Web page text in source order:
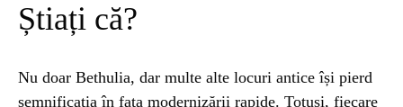
Știați că?
Nu doar Bethulia, dar multe alte locuri antice își pierd
semnificația în fața modernizării rapide. Totuși, fiecare